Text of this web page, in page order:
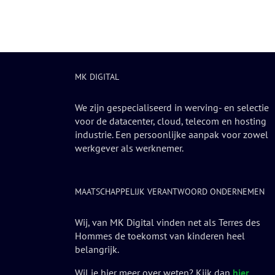
MK DIGITAL
We zijn gespecialiseerd in werving- en selectie
voor de datacenter, cloud, telecom en hosting
industrie. Een persoonlijke aanpak voor zowel
werkgever als werknemer.
MAATSCHAPPELIJK VERANTWOORD ONDERNEMEN
Wij, van MK Digital vinden net als Terres des
Hommes de toekomst van kinderen heel
belangrijk.
Wil je hier meer over weten? Kijk dan hier